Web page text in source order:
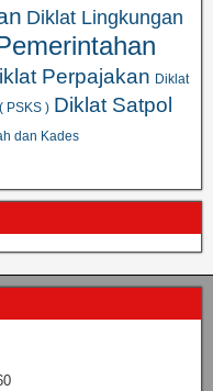
Diklat Lingkungan
Perpajakan Diklat
PSKS ) Diklat Satpol
dan Kades